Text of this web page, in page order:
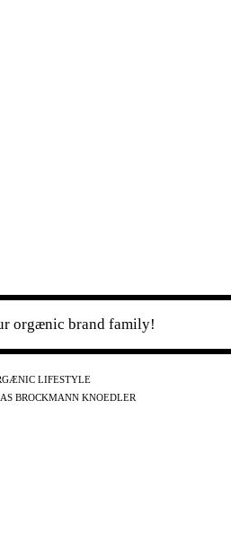
orgænic brand family!
LIFESTYLE
BROCKMANN KNOEDLER